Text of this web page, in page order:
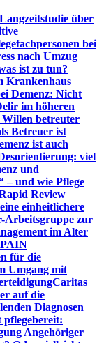
über
bei
nach Umzug
ist zu tun?
Krankenhaus
Demenz: Nicht
im höheren
betreuter
Betreuer ist
ist auch
viel
und
– und wie Pflege
Review
einheitlichere
Arbeitsgruppe zur
im Alter
für die
Umgang mit
Caritas
auf die
Diagnosen
pflegebereit:
Angehöriger